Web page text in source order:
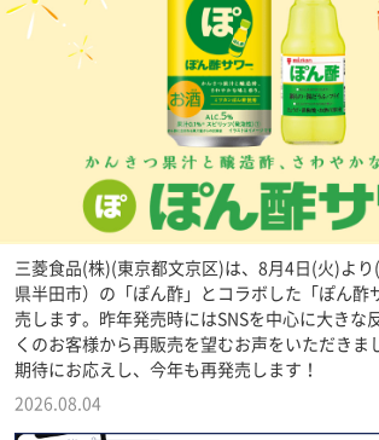
三菱食品(株)(東京都文京区)は、8月4日(火)よ
県半田市）の「ぽん酢」とコラボした「ぽん
売します。昨年発売時にはSNSを中心に大きな
くのお客様から再販売を望むお声をいただきま
期待にお応えし、今年も再発売します！
2026.08.04